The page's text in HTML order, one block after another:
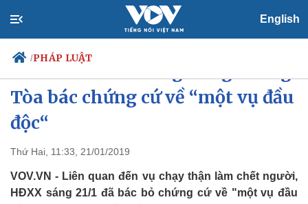
English
/PHÁP LUẬT
Chính trị
Đảng
Quốc hội
Nhận diện sự thật
Giáo dục
Dấu ấn VOV
Tòa bác chứng cứ về “một vụ đầu
độc“
Thứ Hai, 11:33, 21/01/2019
VOV.VN - Liên quan đến vụ chạy thận làm chết người,
HĐXX sáng 21/1 đã bác bỏ chứng cứ về "một vụ đầu